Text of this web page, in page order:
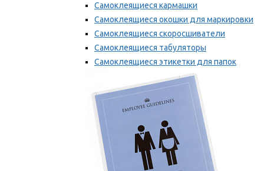
Самоклеящиеся кармашки
Самоклеящиеся окошки для маркировки
Самоклеящиеся скоросшиватели
Самоклеящиеся табуляторы
Самоклеящиеся этикетки для папок
Таблички для маркировки
Мы рекомендуем